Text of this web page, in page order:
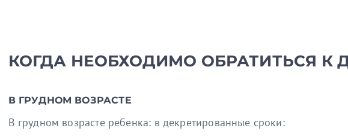
КОГДА НЕОБХОДИМО ОБРАТИТЬСЯ К
В ГРУДНОМ ВОЗРАСТЕ
В грудном возрасте ребенка: в декретированные сроки: